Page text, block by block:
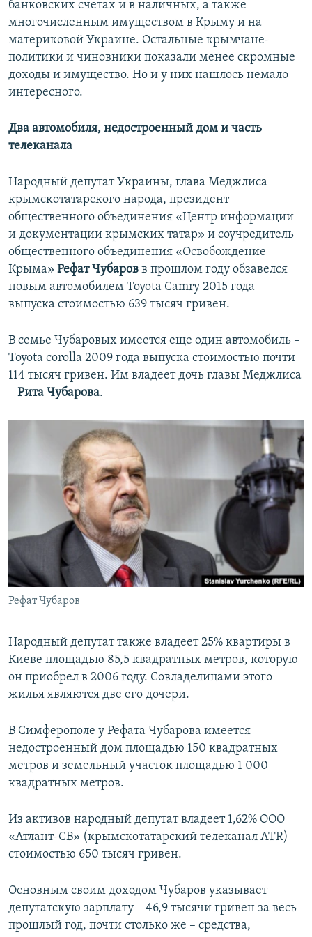
банковских счетах и в наличных, а также
многочисленным имуществом в Крыму и на
материковой Украине. Остальные крымчане-
политики и чиновники показали менее скромные
доходы и имущество. Но и у них нашлось немало
интересного.
Два автомобиля, недостроенный дом и часть
телеканала
Народный депутат Украины, глава Меджлиса
крымскотатарского народа, президент
общественного объединения «Центр информации
и документации крымских татар» и соучредитель
общественного объединения «Освобождение
Крыма» Рефат Чубаров в прошлом году обзавелся
новым автомобилем Toyota Camry 2015 года
выпуска стоимостью 639 тысяч гривен.
В семье Чубаровых имеется еще один автомобиль –
Toyota corolla 2009 года выпуска стоимостью почти
114 тысяч гривен. Им владеет дочь главы Меджлиса
– Рита Чубарова.
Рефат Чубаров
Народный депутат также владеет 25% квартиры в
Киеве площадью 85,5 квадратных метров, которую
он приобрел в 2006 году. Совладелицами этого
жилья являются две его дочери.
В Симферополе у Рефата Чубарова имеется
недостроенный дом площадью 150 квадратных
метров и земельный участок площадью 1 000
квадратных метров.
Из активов народный депутат владеет 1,62% ООО
«Атлант-СВ» (крымскотатарский телеканал ATR)
стоимостью 650 тысяч гривен.
Основным своим доходом Чубаров указывает
депутатскую зарплату – 46,9 тысячи гривен за весь
прошлый год, почти столько же – средства,